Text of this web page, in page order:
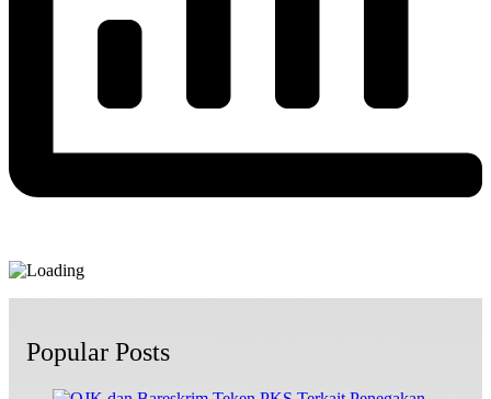
Popular Posts